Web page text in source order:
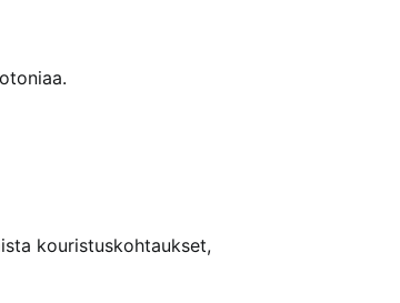
kouristuskohtaukset,